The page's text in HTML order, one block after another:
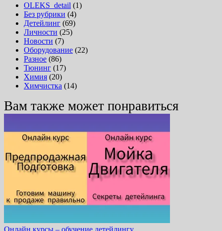
OLEKS_detail (1)
Без рубрики (4)
Детейлинг (69)
Личности (25)
Новости (7)
Оборудование (22)
Разное (86)
Тюнинг (17)
Химия (20)
Химчистка (14)
Вам также может понравиться
Онлайн курсы – обучение детейлингу